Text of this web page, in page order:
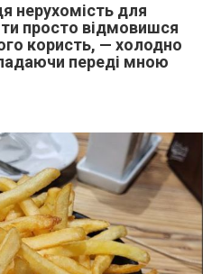
нерухомість для
просто відмовишся
користь, — холодно
переді мною